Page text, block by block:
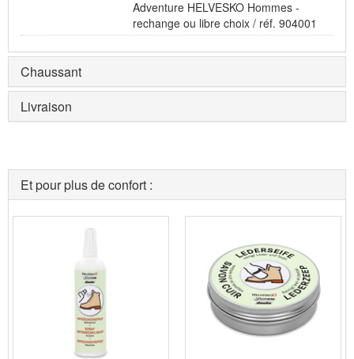
Adventure HELVESKO Hommes -
rechange ou libre choix / réf. 904001
Chaussant
Livraison
Et pour plus de confort :